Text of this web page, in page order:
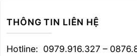
THÔNG TIN LIÊN HỆ
Hotline: 0979.916.327 –